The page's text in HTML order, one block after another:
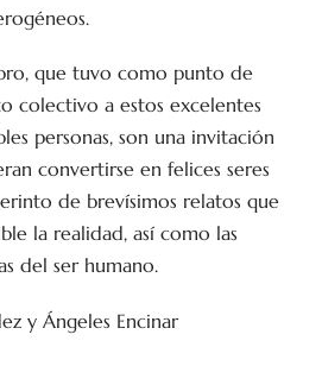
que tuvo como punto de
colectivo a estos excelentes
personas, son una invitación
convertirse en felices seres
de brevísimos relatos que
la realidad, así como las
del ser humano.
y Ángeles Encinar